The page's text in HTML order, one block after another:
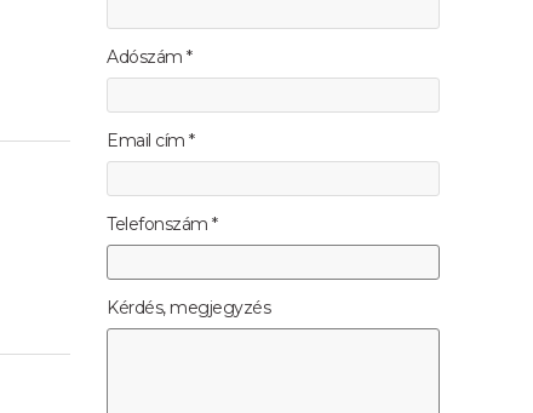
Adószám *
Email cím *
Telefonszám *
Kérdés, megjegyzés